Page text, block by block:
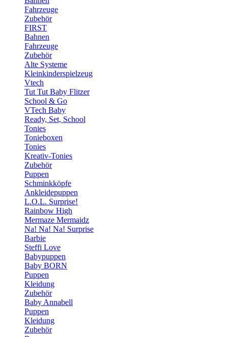
Fahrzeuge
Zubehör
FIRST
Bahnen
Fahrzeuge
Zubehör
Alte Systeme
Kleinkinderspielzeug
Vtech
Tut Tut Baby Flitzer
School & Go
VTech Baby
Ready, Set, School
Tonies
Tonieboxen
Tonies
Kreativ-Tonies
Zubehör
Puppen
Schminkköpfe
Ankleidepuppen
L.O.L. Surprise!
Rainbow High
Mermaze Mermaidz
Na! Na! Na! Surprise
Barbie
Steffi Love
Babypuppen
Baby BORN
Puppen
Kleidung
Zubehör
Baby Annabell
Puppen
Kleidung
Zubehör